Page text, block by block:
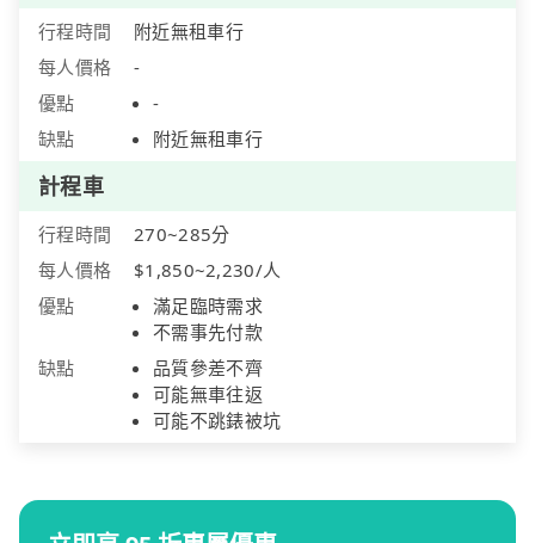
行程時間
附近無租車行
每人價格
-
優點
-
缺點
附近無租車行
計程車
行程時間
270~285分
每人價格
$1,850~2,230/人
優點
滿足臨時需求
不需事先付款
缺點
品質參差不齊
可能無車往返
可能不跳錶被坑